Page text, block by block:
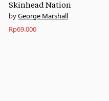
Skinhead Nation
George Marshall
Rp69.000